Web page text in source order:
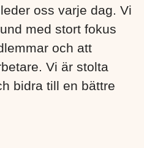
oss varje dag. Vi
med stort fokus
och att
Vi är stolta
bidra till en bättre